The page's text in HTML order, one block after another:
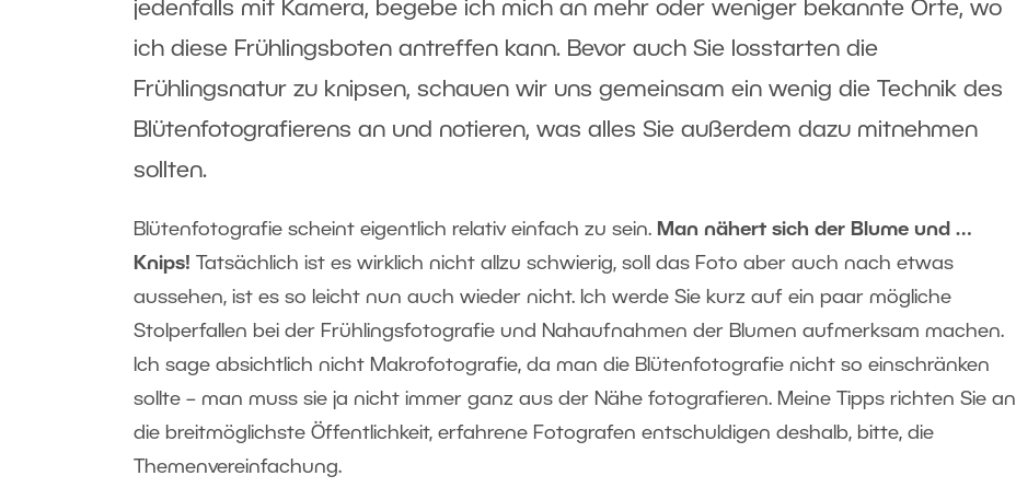
jedenfalls mit Kamera, begebe ich mich an mehr oder weniger bekannte Orte, wo
ich diese Frühlingsboten antreffen kann. Bevor auch Sie losstarten die
Frühlingsnatur zu knipsen, schauen wir uns gemeinsam ein wenig die Technik des
Blütenfotografierens an und notieren, was alles Sie außerdem dazu mitnehmen
sollten.
Blütenfotografie scheint eigentlich relativ einfach zu sein. Man nähert sich der Blume und …
Knips! Tatsächlich ist es wirklich nicht allzu schwierig, soll das Foto aber auch nach etwas
aussehen, ist es so leicht nun auch wieder nicht. Ich werde Sie kurz auf ein paar mögliche
Stolperfallen bei der Frühlingsfotografie und Nahaufnahmen der Blumen aufmerksam machen.
Ich sage absichtlich nicht Makrofotografie, da man die Blütenfotografie nicht so einschränken
sollte – man muss sie ja nicht immer ganz aus der Nähe fotografieren. Meine Tipps richten Sie an
die breitmöglichste Öffentlichkeit, erfahrene Fotografen entschuldigen deshalb, bitte, die
Themenvereinfachung.